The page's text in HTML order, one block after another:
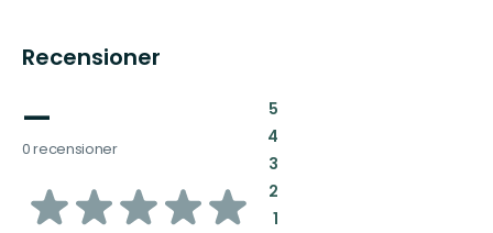
Recensioner
—
0 recensioner
av
5:
4:
3:
2:
1: